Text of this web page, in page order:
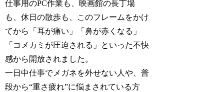
仕事用のPC作業も、映画館の長丁場
も、休日の散歩も、このフレームをかけ
てから「耳が痛い」「鼻が赤くなる」
「コメカミが圧迫される」といった不快
感から開放されました。
一日中仕事でメガネを外せない人や、普
段から“重さ疲れ”に悩まされている方